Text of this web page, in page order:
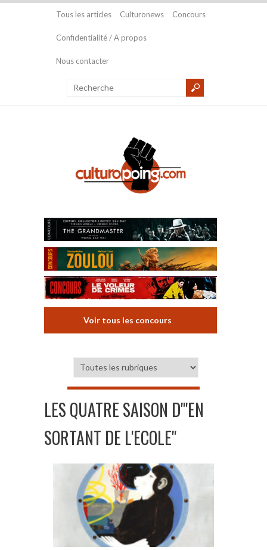
Tous les articles Culturonews Concours
Confidentialité / A propos
Nous contacter
Voir tous les concours
LES QUATRE SAISON D'"EN
SORTANT DE L'ECOLE"